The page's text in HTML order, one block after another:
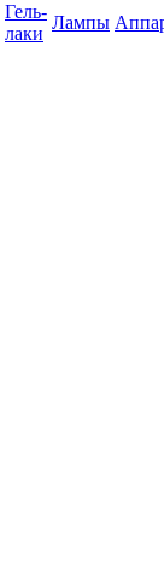
Гель-
лаки
Лампы